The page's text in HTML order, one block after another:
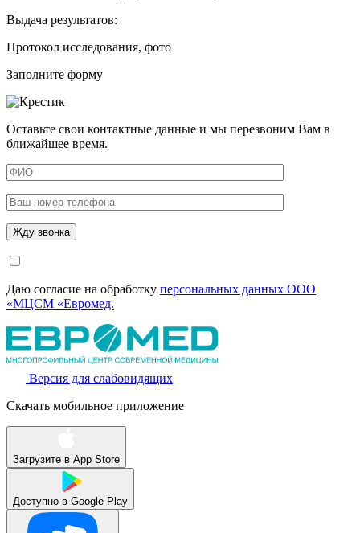
Выдача результатов:
Протокол исследования, фото
Заполните форму
Оставьте свои контактные данные и мы перезвоним Вам в
ближайшее время.
Даю согласие на обработку персональных данных ООО
«МЦСМ «Евромед.
Версия для слабовидящих
Скачать мобильное приложение
Загрузите в App Store
Доступно в Google Play